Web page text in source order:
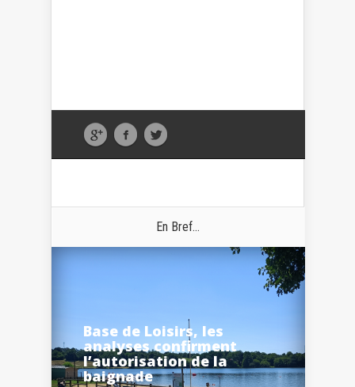
En Bref...
Base de Loisirs, les
analyses confirment
l’autorisation de la
baignade